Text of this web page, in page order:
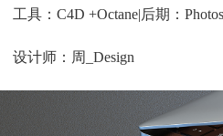
工具：C4D +Octane|后期：
设计师：周_Design